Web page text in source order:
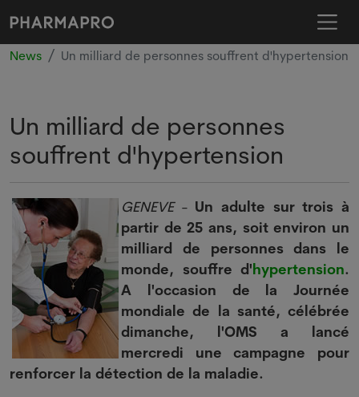
News Un milliard de personnes souffrent d'hypertension
Un milliard de personnes
souffrent d'hypertension
GENEVE- Un adulte sur trois à
partir de 25 ans, soit environ un
milliard de personnes dans le
monde, souffre d'hypertension.
A l'occasion de la Journée
mondiale de la santé, célébrée
dimanche, l'OMS a lancé
mercredi une campagne pour
renforcer la détection de la maladie.